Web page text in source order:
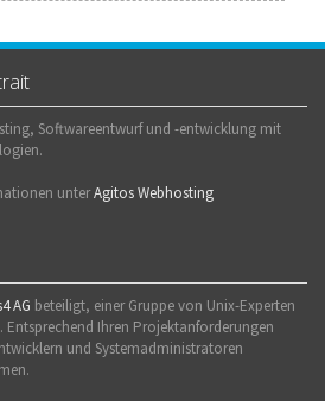
Softwareentwurf und -entwicklung mit
unterAgitos Webhosting
AG beteiligt, einer Gruppe von Unix-Experten
Entsprechend Ihren Projektanforderungen
und Systemadministratoren